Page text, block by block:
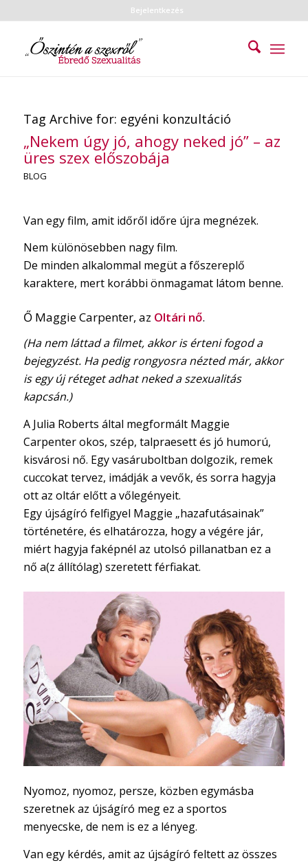
Bejelentkezés
Tag Archive for: egyéni konzultáció
„Nekem úgy jó, ahogy neked jó” – az
üres szex előszobája
BLOG
Van egy film, amit időről időre újra megnézek.
Nem különösebben nagy film.
De minden alkalommal megüt a főszereplő
karaktere, mert korábbi önmagamat látom benne.
Ő Maggie Carpenter, az Oltári nő.
(Ha nem láttad a filmet, akkor is érteni fogod a
bejegyzést. Ha pedig rongyosra nézted már, akkor
is egy új réteget adhat neked a szexualitás
kapcsán.)
A Julia Roberts által megformált Maggie
Carpenter okos, szép, talpraesett és jó humorú,
kisvárosi nő. Egy vasáruboltban dolgozik, remek
cuccokat tervez, imádják a vevők, és sorra hagyja
ott az oltár előtt a vőlegényeit.
Egy újságíró felfigyel Maggie „hazafutásainak”
történetére, és elhatározza, hogy a végére jár,
miért hagyja faképnél az utolsó pillanatban ez a
nő a(z állítólag) szeretett férfiakat.
Nyomoz, nyomoz, persze, közben egymásba
szeretnek az újságíró meg ez a sportos
menyecske, de nem is ez a lényeg.
Van egy kérdés, amit az újságíró feltett az összes